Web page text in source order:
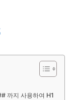
까지 사용하여 H1